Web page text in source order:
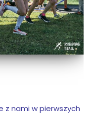
z nami w pierwszych